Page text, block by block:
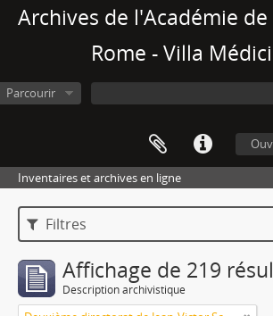
Archives de l'Académie de
Rome - Villa
Parcourir
Inventaires et archives en ligne
Filtres
Affichage de 219
Description archivistique